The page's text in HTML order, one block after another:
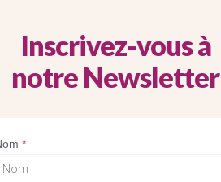
Inscrivez-vous à
notre Newsletter
*